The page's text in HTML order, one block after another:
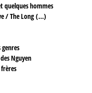
quelques hommes
/ The Long (…)
genres
Nguyen